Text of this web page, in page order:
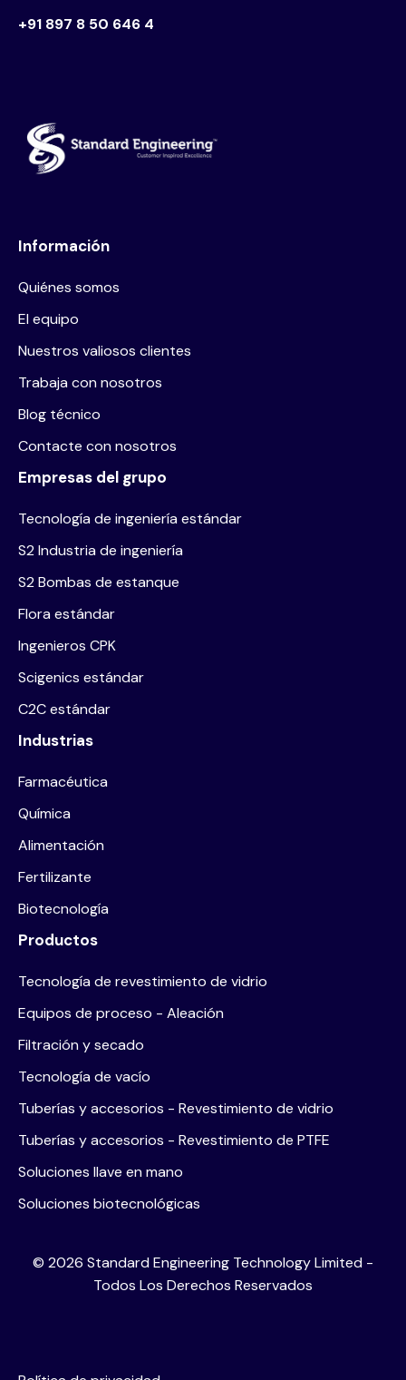
+91 897 8 50 646 4
Información
Quiénes somos
El equipo
Nuestros valiosos clientes
Trabaja con nosotros
Blog técnico
Contacte con nosotros
Empresas del grupo
Tecnología de ingeniería estándar
S2 Industria de ingeniería
S2 Bombas de estanque
Flora estándar
Ingenieros CPK
Scigenics estándar
C2C estándar
Industrias
Farmacéutica
Química
Alimentación
Fertilizante
Biotecnología
Productos
Tecnología de revestimiento de vidrio
Equipos de proceso - Aleación
Filtración y secado
Tecnología de vacío
Tuberías y accesorios - Revestimiento de vidrio
Tuberías y accesorios - Revestimiento de PTFE
Soluciones llave en mano
Soluciones biotecnológicas
© 2026 Standard Engineering Technology Limited -
Todos Los Derechos Reservados